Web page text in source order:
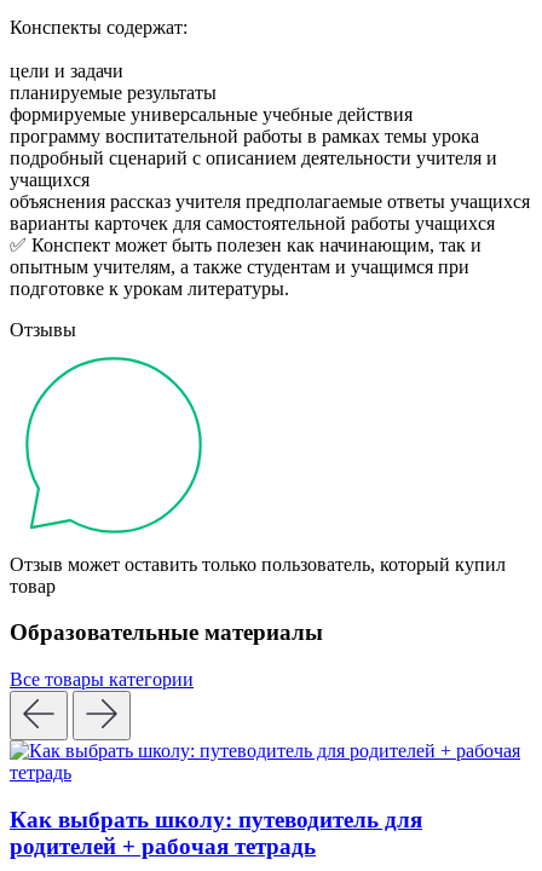
Конспекты содержат:
цели и задачи
планируемые результаты
формируемые универсальные учебные действия
программу воспитательной работы в рамках темы урока
подробный сценарий с описанием деятельности учителя и
учащихся
объяснения рассказ учителя предполагаемые ответы учащихся
варианты карточек для самостоятельной работы учащихся
✅ Конспект может быть полезен как начинающим, так и
опытным учителям, а также студентам и учащимся при
подготовке к урокам литературы.
Отзывы
Отзыв может оставить только пользователь, который купил
товар
Образовательные материалы
Все товары категории
Как выбрать школу: путеводитель для
родителей + рабочая тетрадь